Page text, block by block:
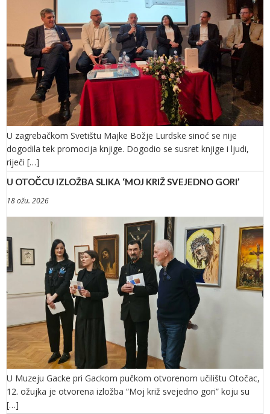
U zagrebačkom Svetištu Majke Božje Lurdske sinoć se nije
dogodila tek promocija knjige. Dogodio se susret knjige i ljudi,
riječi […]
U OTOČCU IZLOŽBA SLIKA ‘MOJ KRIŽ SVEJEDNO GORI’
18 ožu. 2026
U Muzeju Gacke pri Gackom pučkom otvorenom učilištu Otočac,
12. ožujka je otvorena izložba “Moj križ svejedno gori” koju su
[…]